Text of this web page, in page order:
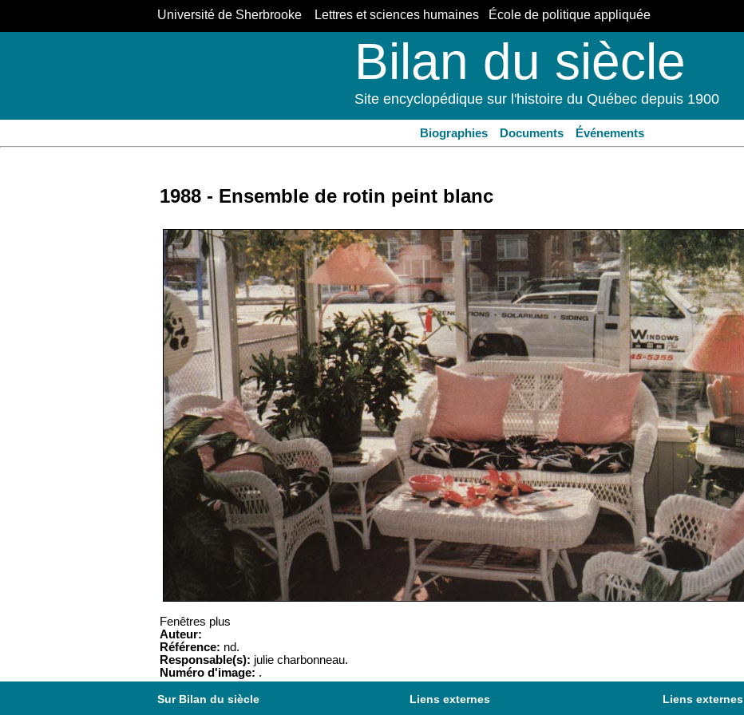
Université de Sherbrooke Lettres et sciences humaines École de politique appliquée
Bilan du siècle
Site encyclopédique sur l'histoire du Québec depuis 1900
Biographies Documents Événements
1988 - Ensemble de rotin peint blanc
Fenêtres plus
Auteur:
Référence: nd.
Responsable(s): julie charbonneau.
Numéro d'image: .
Sur Bilan du siècle Liens externes Liens externes